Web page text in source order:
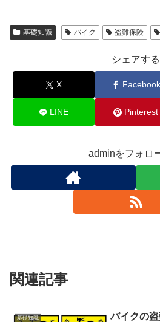
基礎知識 バイク 盗難保険
シェアする
X Facebook
LINE Pinterest
adminをフォロ
関連記事
基礎知識
バイクの